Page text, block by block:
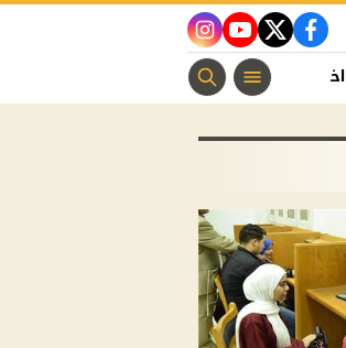
facebook
twitter
youtube
instagram
اخبار الفن منوعات مسيحية